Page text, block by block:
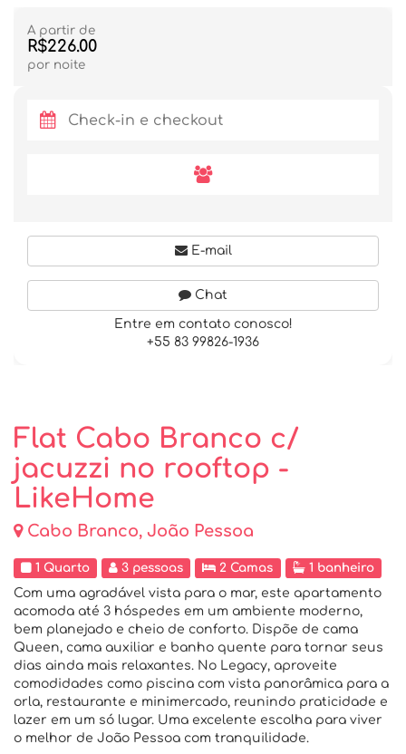
Flat Cabo Branco c/
jacuzzi no rooftop -
LikeHome
Cabo Branco, João Pessoa
1 Quarto 3 pessoas 2 Camas
1 banheiro
Com uma agradável vista para o mar, este apartamento
acomoda até 3 hóspedes em um ambiente moderno,
bem planejado e cheio de conforto. Dispõe de cama
Queen, cama auxiliar e banho quente para tornar seus
dias ainda mais relaxantes. No Legacy, aproveite
comodidades como piscina com vista panorâmica para a
orla, restaurante e minimercado, reunindo praticidade e
lazer em um só lugar. Uma excelente escolha para viver
o melhor de João Pessoa com tranquilidade.
A partir de
R$226.00
por noite
E-mail
Chat
Entre em contato conosco!
+55 83 99826-1936